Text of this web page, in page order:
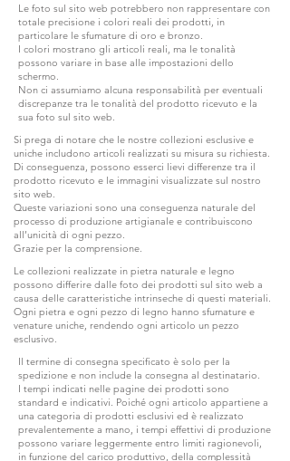
Le foto sul sito web potrebbero non rappresentare con
totale precisione i colori reali dei prodotti, in
particolare le sfumature di oro e bronzo.
I colori mostrano gli articoli reali, ma le tonalità
possono variare in base alle impostazioni dello
schermo.
Non ci assumiamo alcuna responsabilità per eventuali
discrepanze tra le tonalità del prodotto ricevuto e la
sua foto sul sito web.
Si prega di notare che le nostre collezioni esclusive e
uniche includono articoli realizzati su misura su richiesta.
Di conseguenza, possono esserci lievi differenze tra il
prodotto ricevuto e le immagini visualizzate sul nostro
sito web.
Queste variazioni sono una conseguenza naturale del
processo di produzione artigianale e contribuiscono
all’unicità di ogni pezzo.
Grazie per la comprensione.
Le collezioni realizzate in pietra naturale e legno
possono differire dalle foto dei prodotti sul sito web a
causa delle caratteristiche intrinseche di questi materiali.
Ogni pietra e ogni pezzo di legno hanno sfumature e
venature uniche, rendendo ogni articolo un pezzo
esclusivo.
Il termine di consegna specificato è solo per la
spedizione e non include la consegna al destinatario.
I tempi indicati nelle pagine dei prodotti sono
standard e indicativi. Poiché ogni articolo appartiene a
una categoria di prodotti esclusivi ed è realizzato
prevalentemente a mano, i tempi effettivi di produzione
possono variare leggermente entro limiti ragionevoli,
in funzione del carico produttivo, della complessità